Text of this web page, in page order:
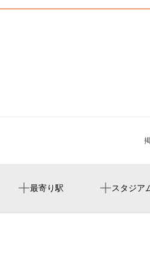
最寄り駅 スタジア
浜町駅
两国国技馆
realta 浜町店
明治座稲荷神社
両国橋のほとりで音楽祭2026